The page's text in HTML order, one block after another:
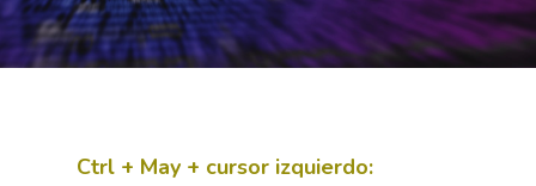
Ctrl + May + cursor izquierdo: